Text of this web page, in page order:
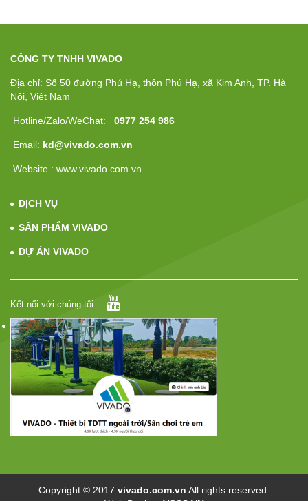
CÔNG TY TNHH VIVADO
Địa chỉ: Số 50 đường Phú Hạ, thôn Phú Hạ, xã Kim Anh, TP. Hà
Nội, Việt Nam
Hotline/Zalo/WeChat: 0977 254 986
Email: kd@vivado.com.vn
Website : www.vivado.com.vn
DỊCH VỤ
SẢN PHẨM VIVADO
DỰ ÁN VIVADO
Kết nối với chúng tôi:
Copyright © 2017 vivado.com.vn All rights reserved.